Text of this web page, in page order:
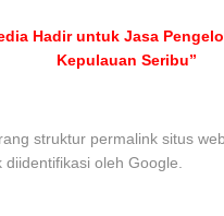
Hadir untuk Jasa
Kepulauan Seribu”
struktur permalink situs
oleh Google.